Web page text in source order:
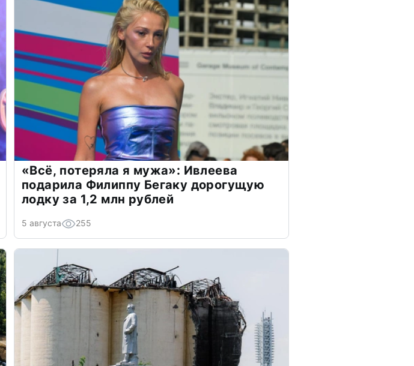
«Всё, потеряла я мужа»: Ивлеева
подарила Филиппу Бегаку дорогущую
лодку за 1,2 млн рублей
5 августа 255